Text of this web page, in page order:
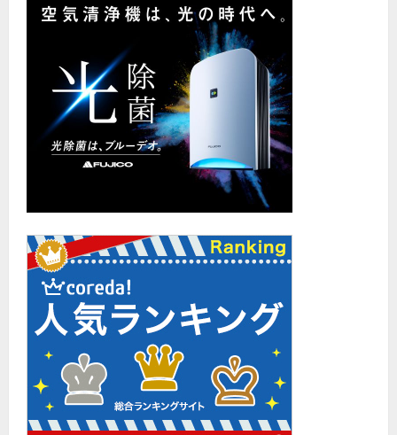
さ
ら
む